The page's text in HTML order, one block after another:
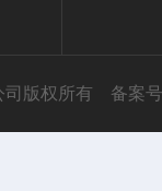
司版权所有 备案